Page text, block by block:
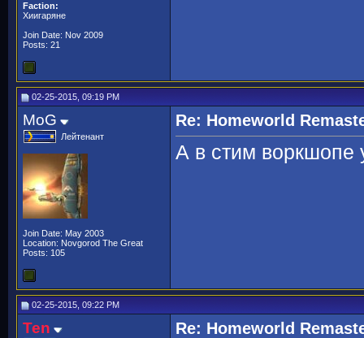
Faction:
Хиигаряне
Join Date: Nov 2009
Posts: 21
02-25-2015, 09:19 PM
MoG
Лейтенант
Join Date: May 2003
Location: Novgorod The Great
Posts: 105
Re: Homeworld
А в стим воркшопе
02-25-2015, 09:22 PM
Ten Re: Homeworld